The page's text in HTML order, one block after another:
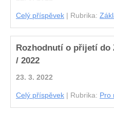
Celý příspěvek | Rubrika:
Rozhodnutí o přijetí do
/ 2022
23. 3. 2022
Celý příspěvek | Rubrika: Pro